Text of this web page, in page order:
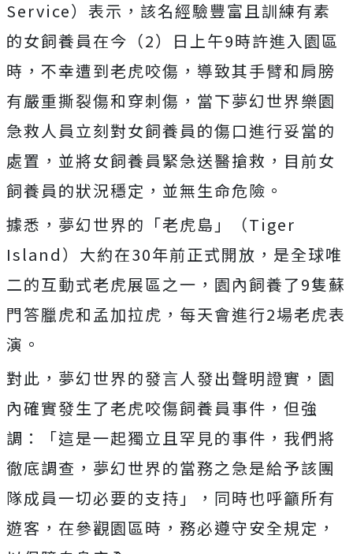
Service）表示，該名經驗豐富且訓練有素
的女飼養員在今（2）日上午9時許進入園區
時，不幸遭到老虎咬傷，導致其手臂和肩膀
有嚴重撕裂傷和穿刺傷，當下夢幻世界樂園
急救人員立刻對女飼養員的傷口進行妥當的
處置，並將女飼養員緊急送醫搶救，目前女
飼養員的狀況穩定，並無生命危險。
據悉，夢幻世界的「老虎島」（Tiger
Island）大約在30年前正式開放，是全球唯
二的互動式老虎展區之一，園內飼養了9隻蘇
門答臘虎和孟加拉虎，每天會進行2場老虎表
演。
對此，夢幻世界的發言人發出聲明證實，園
內確實發生了老虎咬傷飼養員事件，但強
調：「這是一起獨立且罕見的事件，我們將
徹底調查，夢幻世界的當務之急是給予該團
隊成員一切必要的支持」，同時也呼籲所有
遊客，在參觀園區時，務必遵守安全規定，